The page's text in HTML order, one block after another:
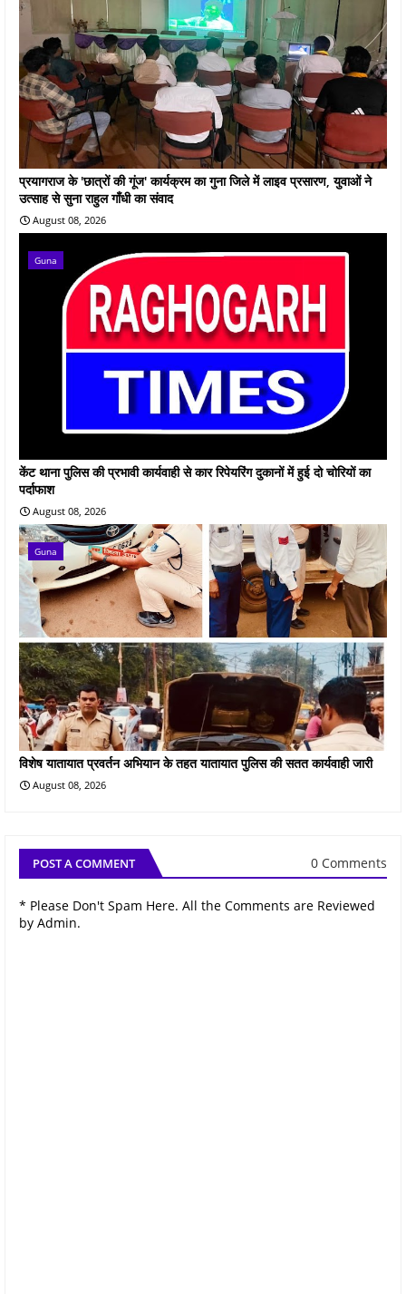
प्रयागराज के 'छात्रों की गूंज' कार्यक्रम का गुना जिले में लाइव प्रसारण, युवाओं ने
उत्साह से सुना राहुल गाँधी का संवाद
August 08, 2026
Guna
केंट थाना पुलिस की प्रभावी कार्यवाही से कार रिपेयरिंग दुकानों में हुई दो चोरियों का
पर्दाफाश
August 08, 2026
Guna
विशेष यातायात प्रवर्तन अभियान के तहत यातायात पुलिस की सतत कार्यवाही जारी
August 08, 2026
POST A COMMENT 0 Comments
* Please Don't Spam Here. All the Comments are Reviewed
by Admin.